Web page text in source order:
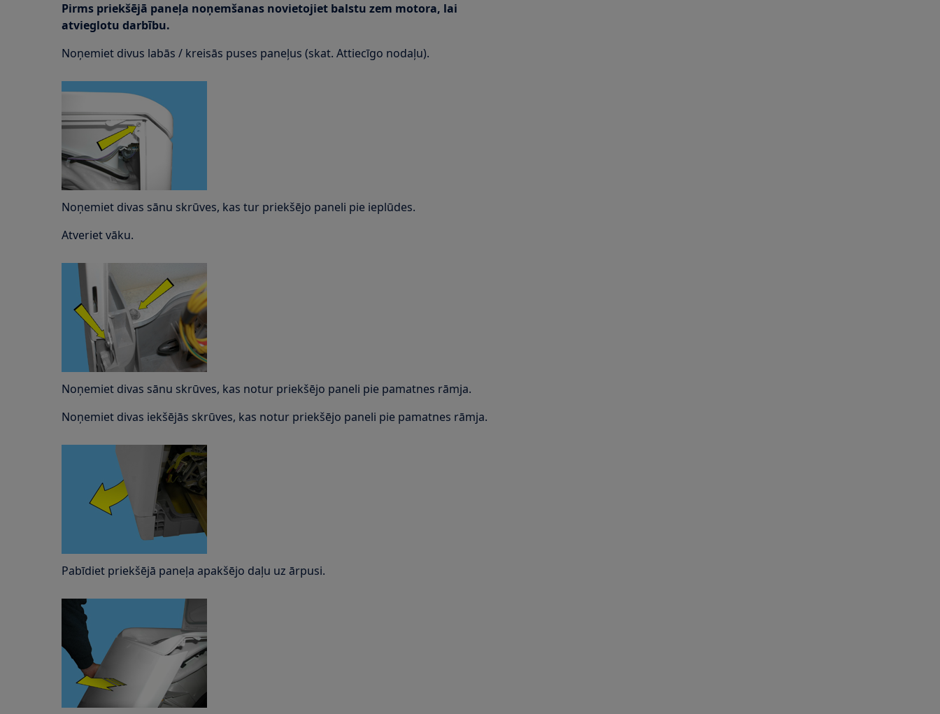
Pirms priekšējā paneļa noņemšanas novietojiet balstu zem motora, lai
atvieglotu darbību.
Noņemiet divus labās / kreisās puses paneļus (skat. Attiecīgo nodaļu).
Noņemiet divas sānu skrūves, kas tur priekšējo paneli pie ieplūdes.
Atveriet vāku.
Noņemiet divas sānu skrūves, kas notur priekšējo paneli pie pamatnes rāmja.
Noņemiet divas iekšējās skrūves, kas notur priekšējo paneli pie pamatnes rāmja.
Pabīdiet priekšējā paneļa apakšējo daļu uz ārpusi.